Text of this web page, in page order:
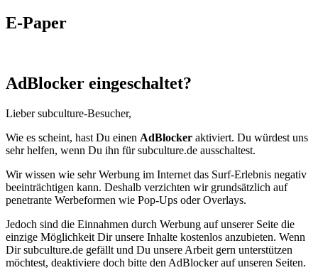
E-Paper
AdBlocker eingeschaltet?
Lieber subculture-Besucher,
Wie es scheint, hast Du einen AdBlocker aktiviert. Du würdest uns
sehr helfen, wenn Du ihn für subculture.de ausschaltest.
Wir wissen wie sehr Werbung im Internet das Surf-Erlebnis negativ
beeinträchtigen kann. Deshalb verzichten wir grundsätzlich auf
penetrante Werbeformen wie Pop-Ups oder Overlays.
Jedoch sind die Einnahmen durch Werbung auf unserer Seite die
einzige Möglichkeit Dir unsere Inhalte kostenlos anzubieten. Wenn
Dir subculture.de gefällt und Du unsere Arbeit gern unterstützen
möchtest, deaktiviere doch bitte den AdBlocker auf unseren Seiten.